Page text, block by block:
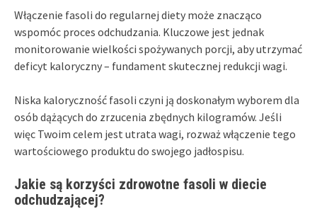
Włączenie fasoli do regularnej diety może znacząco
wspomóc proces odchudzania. Kluczowe jest jednak
monitorowanie wielkości spożywanych porcji, aby utrzymać
deficyt kaloryczny – fundament skutecznej redukcji wagi.
Niska kaloryczność fasoli czyni ją doskonałym wyborem dla
osób dążących do zrzucenia zbędnych kilogramów. Jeśli
więc Twoim celem jest utrata wagi, rozważ włączenie tego
wartościowego produktu do swojego jadłospisu.
Jakie są korzyści zdrowotne fasoli w diecie
odchudzającej?